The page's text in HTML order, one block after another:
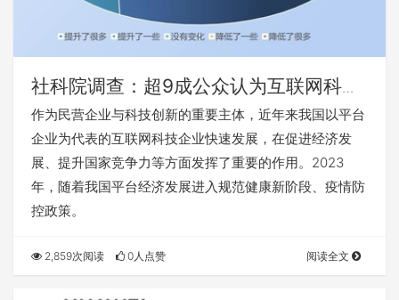
社科院调查：超9成公众认为互联网科技
企业社会形象改善 华为腾讯位居前列
作为民营企业与科技创新的重要主体，近年来我国以平台
企业为代表的互联网科技企业快速发展，在促进经济发
展、提升国家竞争力等方面发挥了重要的作用。2023
年，随着我国平台经济发展进入规范健康新阶段、疫情防
控政策。
2,859次阅读 0人点赞 阅读全文